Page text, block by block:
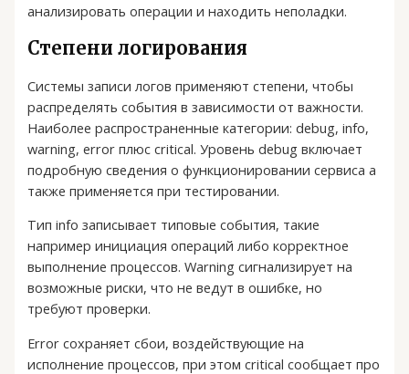
анализировать операции и находить неполадки.
Степени логирования
Системы записи логов применяют степени, чтобы
распределять события в зависимости от важности.
Наиболее распространенные категории: debug, info,
warning, error плюс critical. Уровень debug включает
подробную сведения о функционировании сервиса а
также применяется при тестировании.
Тип info записывает типовые события, такие
например инициация операций либо корректное
выполнение процессов. Warning сигнализирует на
возможные риски, что не ведут в ошибке, но
требуют проверки.
Error сохраняет сбои, воздействующие на
исполнение процессов, при этом critical сообщает про